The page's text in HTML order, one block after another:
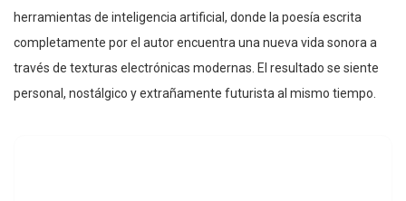
herramientas de inteligencia artificial, donde la poesía escrita
completamente por el autor encuentra una nueva vida sonora a
través de texturas electrónicas modernas. El resultado se siente
personal, nostálgico y extrañamente futurista al mismo tiempo.